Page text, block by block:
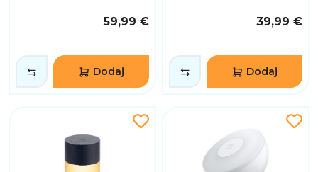
59,99 €
Dodaj
39,99 €
Dodaj